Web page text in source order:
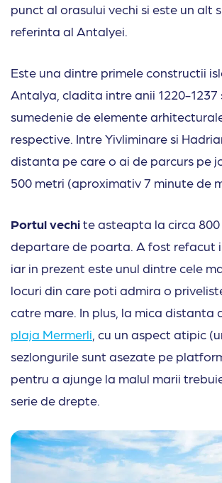
punct al orasului vechi si este un alt
referinta al Antalyei.
Este una dintre primele constructii
Antalya, cladita intre anii 1220-1237
sumedenie de elemente
respective. Intre Yivliminare si
distanta pe care o ai de parcurs pe
500 metri (aproximativ 7 minute de
Portul vechite asteapta la circa
departare de poarta. A fost refacut
iar in prezent este unul dintre cele
locuri din care poti admira o
catre mare. In plus, la mica distanta
plaja Mermerli , cu un aspect atipic
sezlongurile sunt asezate pe
pentru a ajunge la malul marii
serie de drepte.